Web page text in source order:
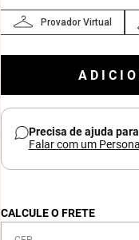
Provador Virtual
Precisa de ajuda
Falar com um
CALCULE O FRETE